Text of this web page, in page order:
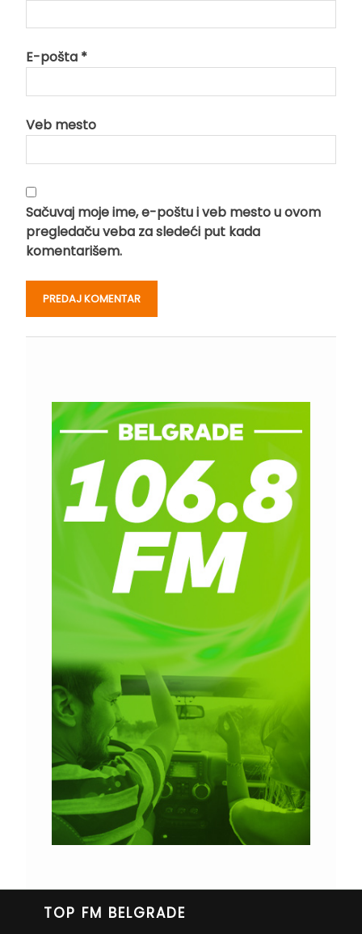
E-pošta *
Veb mesto
Sačuvaj moje ime, e-poštu i veb mesto u ovom
pregledaču veba za sledeći put kada
komentarišem.
TOP FM BELGRADE